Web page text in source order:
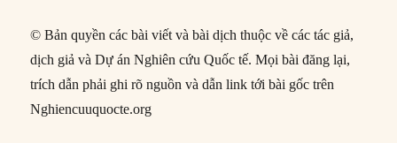
© Bản quyền các bài viết và bài dịch thuộc về các tác giả,
dịch giả và Dự án Nghiên cứu Quốc tế. Mọi bài đăng lại,
trích dẫn phải ghi rõ nguồn và dẫn link tới bài gốc trên
Nghiencuuquocte.org